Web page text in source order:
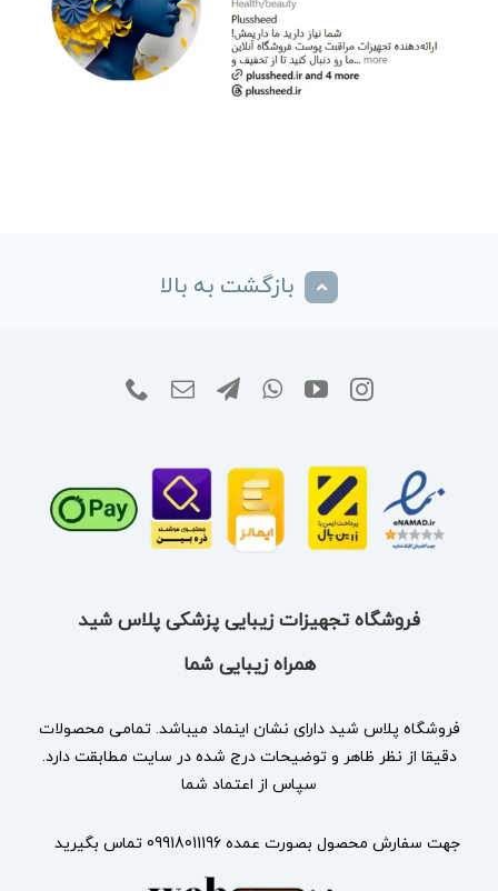
بازگشت به بالا
فروشگاه تجهیزات زیبایی پزشکی پلاس شید
همراه زیبایی شما
فروشگاه پلاس شید دارای نشان اینماد میباشد. تمامی محصولات
دقیقا از نظر ظاهر و توضیحات درج شده در سایت مطابقت دارد.
سپاس از اعتماد شما
جهت سفارش محصول بصورت عمده 09918011196 تماس بگیرید